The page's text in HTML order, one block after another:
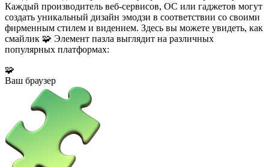
Каждый производитель веб-сервисов, ОС или гаджетов могут
создать уникальный дизайн эмодзи в соответствии со своими
фирменным стилем и видением. Здесь вы можете увидеть, как
смайлик 🧩 Элемент пазла выглядит на различных
популярных платформах:
🧩
Ваш браузер